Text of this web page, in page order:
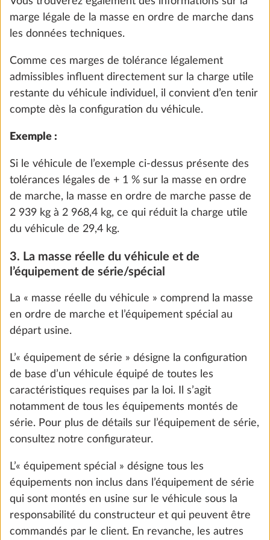
Pompe immergée avec commutateur
supplémentaire
64 CHF
Ajouter
1,5 kg
295 CHF
Ajouter
soit pas dépassée par l’installation de l’équipement
spécial, HOBBY a limité l’installation d’équipements
spéciaux et a fixé, côté constructeur, une « masse
maximale pour l’équipement spécial ».
Pour les camping-cars et les fourgons, elle est
calculée en déduisant de la masse maximale
techniquement admissible la masse en ordre de
marche, la masse des passagers et la charge utile
minimale. Pour les caravanes, elle se calcule en
déduisant de la masse maximale techniquement
admissible la masse en ordre de marche et la
charge utile minimale.
Étant donné que la masse en ordre de marche est
une valeur calculée soumise à des tolérances
légales allant jusqu’à ± 5 % et que ces tolérances
peuvent conduire à une charge utile inférieure à la
l’équipement spécial est également calculée en
tenant compte, à titre de précaution, des tolérances
légales admises. Sont également pris en compte les
éléments d’équipements spéciaux des variantes
nationales / modèles spéciaux qui ne font pas partie
de l’équipement de série.
Vous trouverez des informations sur la masse
maximale des équipements spéciaux pour chaque
plan d’aménagement dans les données techniques.
OK, c’est parti